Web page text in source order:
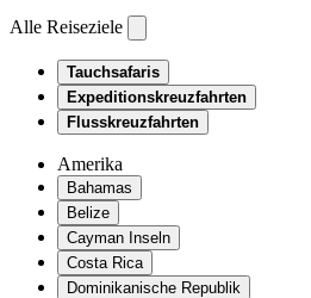
Alle Reiseziele
Tauchsafaris
Expeditionskreuzfahrten
Flusskreuzfahrten
Amerika
Bahamas
Belize
Cayman Inseln
Costa Rica
Dominikanische Republik